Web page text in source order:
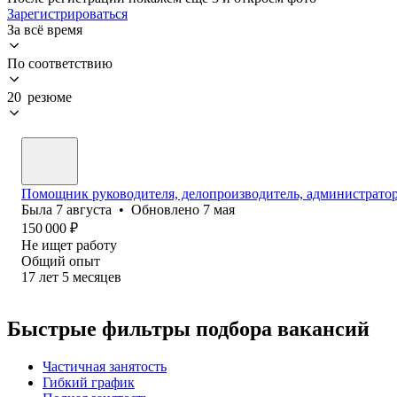
Зарегистрироваться
За всё время
По соответствию
20 резюме
Помощник руководителя, делопроизводитель,
Была 7 августа • Обновлено 7 мая
150 000 ₽
Не ищет работу
Общий опыт
17 лет 5 месяцев
Быстрые фильтры подбора вакансий
Частичная занятость
Гибкий график